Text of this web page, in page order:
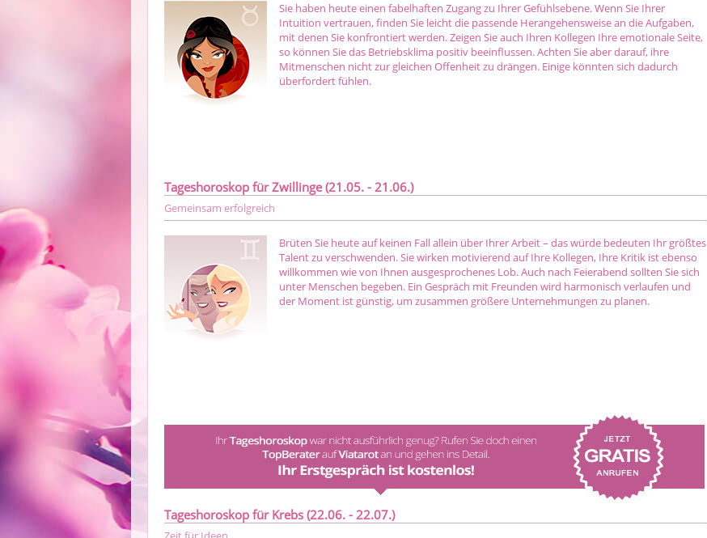
Sie haben heute einen fabelhaften Zugang zu Ihrer Gefühlsebene. Wenn Sie Ihrer
Intuition vertrauen, finden Sie leicht die passende Herangehensweise an die Aufgaben,
mit denen Sie konfrontiert werden. Zeigen Sie auch Ihren Kollegen Ihre emotionale Seite,
so können Sie das Betriebsklima positiv beeinflussen. Achten Sie aber darauf, ihre
Mitmenschen nicht zur gleichen Offenheit zu drängen. Einige könnten sich dadurch
überfordert fühlen.
Tageshoroskop für Zwillinge (21.05. - 21.06.)
Gemeinsam erfolgreich
Brüten Sie heute auf keinen Fall allein über Ihrer Arbeit – das würde bedeuten Ihr größtes
Talent zu verschwenden. Sie wirken motivierend auf Ihre Kollegen, Ihre Kritik ist ebenso
willkommen wie von Ihnen ausgesprochenes Lob. Auch nach Feierabend sollten Sie sich
unter Menschen begeben. Ein Gespräch mit Freunden wird harmonisch verlaufen und
der Moment ist günstig, um zusammen größere Unternehmungen zu planen.
Tageshoroskop für Krebs (22.06. - 22.07.)